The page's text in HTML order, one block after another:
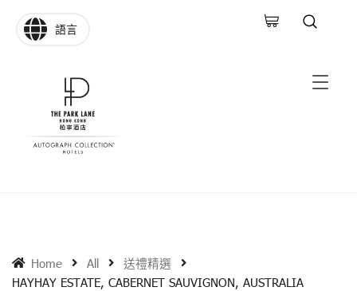
語言
Home All
送禮精選
HAYHAY ESTATE, CABERNET SAUVIGNON, AUSTRALIA